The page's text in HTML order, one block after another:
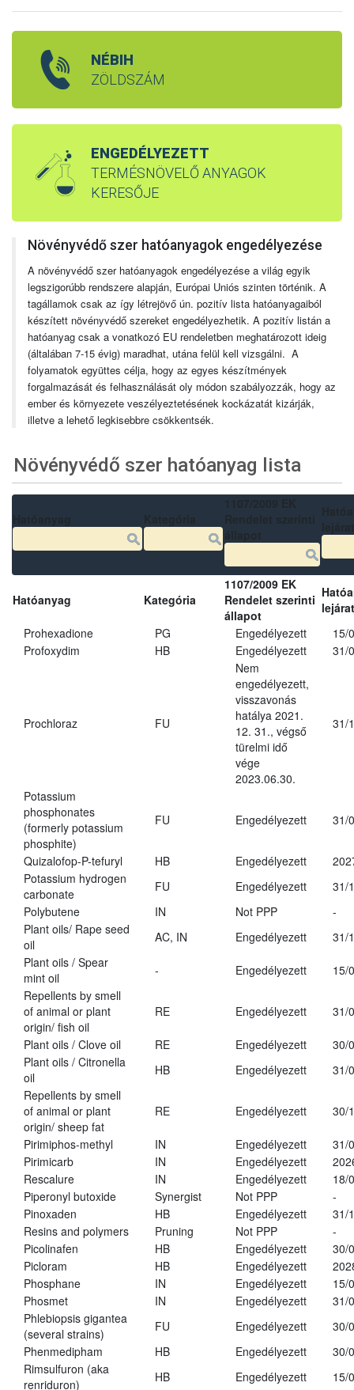
NÉBIH
ZÖLDSZÁM
ENGEDÉLYEZETT
TERMÉSNÖVELŐ ANYAGOK
KERESŐJE
Növényvédő szer hatóanyagok engedélyezése
A növényvédő szer hatóanyagok engedélyezése a világ egyik
legszigorúbb rendszere alapján, Európai Uniós szinten történik. A
tagállamok csak az így létrejövő ún. pozitív lista hatóanyagaiból
készített növényvédő szereket engedélyezhetik. A pozitív listán a
hatóanyag csak a vonatkozó EU rendeletben meghatározott ideig
(általában 7-15 évig) maradhat, utána felül kell vizsgálni. A
folyamatok együttes célja, hogy az egyes készítmények
forgalmazását és felhasználását oly módon szabályozzák, hogy az
ember és környezete veszélyeztetésének kockázatát kizárják,
illetve a lehető legkisebbre csökkentsék.
Növényvédő szer hatóanyag lista
Hatóanyag Kategória
1107/2009 EK
Rendelet szerinti
állapot
Prohexadione
PG Engedélyezett
15/
Profoxydim
HB Engedélyezett 31/
Prochloraz FU
Nem
engedélyezett,
visszavonás
hatálya 2021.
12. 31., végső
türelmi idő
vége
2023.06.30.
31/
Potassium
phosphonates
(formerly potassium
phosphite)
FU Engedélyezett 31/
Quizalofop-P-tefuryl HB Engedélyezett
Potassium hydrogen
carbonate
FU Engedélyezett
31/
Polybutene
IN Not PPP
-
Plant oils/ Rape seed
oil
AC, IN Engedélyezett
31/
Plant oils / Spear
mint oil
- Engedélyezett
15/
Repellents by smell
of animal or plant
origin/ fish oil
RE Engedélyezett 31/
Plant oils / Clove oil RE Engedélyezett
30/
Plant oils / Citronella
oil
HB Engedélyezett
31/
Repellents by smell
of animal or plant
origin/ sheep fat
RE Engedélyezett 30/
Pirimiphos-methyl IN Engedélyezett
31/
Pirimicarb
IN Engedélyezett
Rescalure
IN Engedélyezett
18/
Piperonyl butoxide
Synergist Not PPP
-
Pinoxaden
HB Engedélyezett
31/
Resins and polymers
Pruning Not PPP
-
Picolinafen
HB Engedélyezett
30/
Picloram
HB Engedélyezett
Phosphane
IN Engedélyezett
15/
Phosmet
IN Engedélyezett
31/
Phlebiopsis gigantea
(several strains)
FU Engedélyezett
30/
Phenmedipham
HB Engedélyezett
30/
Rimsulfuron (aka
renriduron)
HB Engedélyezett
15/